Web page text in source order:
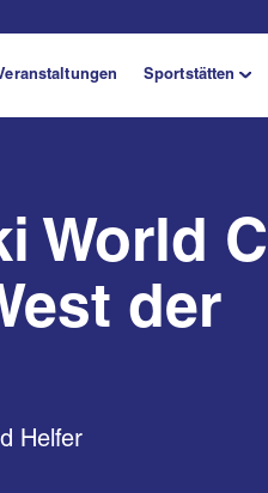
Sportstätten
World
der
Helfer